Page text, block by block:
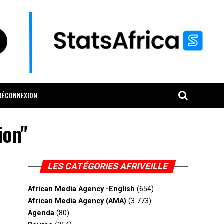
LES CATÉGORIES AFRIVEILLE
African Media Agency -English (654)
African Media Agency (AMA) (3 773)
Agenda (80)